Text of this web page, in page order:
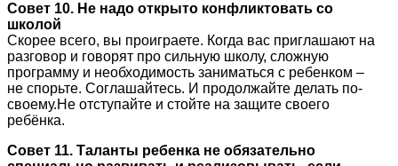
Совет 10. Не надо открыто конфликтовать со
школой
Скорее всего, вы проиграете. Когда вас приглашают на
разговор и говорят про сильную школу, сложную
программу и необходимость заниматься с ребенком –
не спорьте. Соглашайтесь. И продолжайте делать по-
своему.Не отступайте и стойте на защите своего
ребёнка.
Совет 11. Таланты ребенка не обязательно